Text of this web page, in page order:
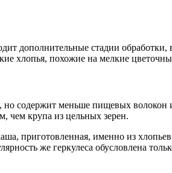
дополнительные стадии
хлопья, похожие на мелкие
но содержит меньше пищевых волокон
чем крупа из цельных зерен.
приготовленная, именно из
же геркулеса обусловлена